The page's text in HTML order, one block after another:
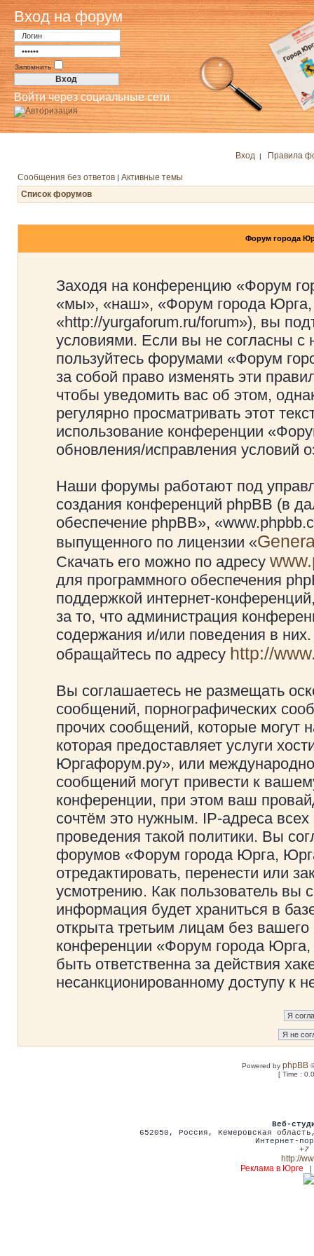
Вход на форум
Запомнить
Войти через социальные сети
Вход | Правила
Сообщения без ответов | Активные темы
Список форумов
Форум города
Заходя на конференцию «Форум
«мы», «наш», «Форум города
«http://yurgaforum.ru/forum»), вы
условиями. Если вы не согласны с
пользуйтесь форумами «Форум
за собой право изменять эти
чтобы уведомить вас об этом,
регулярно просматривать этот
использование конференции
обновления/исправления условий
Наши форумы работают под
создания конференций phpBB (в
обеспечение phpBB»,
выпущенного по лицензии «
Скачать его можно по адресу
для программного обеспечения
поддержкой интернет-
за то, что администрация
содержания и/или поведения в
обращайтесь по адресу http://
Вы соглашаетесь не размещать
сообщений, порнографических
прочих сообщений, которые могут
которая предоставляет услуги
Юргафорум.ру», или
сообщений могут привести к
конференции, при этом ваш
сочтём это нужным. IP-адреса
проведения такой политики. Вы
форумов «Форум города Юрга,
отредактировать, перенести или
усмотрению. Как пользователь вы
информация будет храниться в
открыта третьим лицам без
конференции «Форум города
быть ответственна за действия
несанкционированному доступу к
Powered byphpBB
[ Time :
Веб-
652050 ,Россия , Кемеровская
Интернет-
+7
http://
Реклама в Юрге